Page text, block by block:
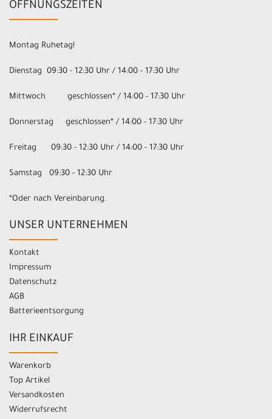
ÖFFNUNGSZEITEN
Montag Ruhetag!
Dienstag 09:30 - 12:30 Uhr / 14:00 - 17:30 Uhr
Mittwoch geschlossen* / 14:00 - 17:30 Uhr
Donnerstag geschlossen* / 14:00 - 17:30 Uhr
Freitag 09:30 - 12:30 Uhr / 14:00 - 17:30 Uhr
Samstag 09:30 - 12:30 Uhr
*Oder nach Vereinbarung.
UNSER UNTERNEHMEN
Kontakt
Impressum
Datenschutz
AGB
Batterieentsorgung
IHR EINKAUF
Warenkorb
Top Artikel
Versandkosten
Widerrufsrecht